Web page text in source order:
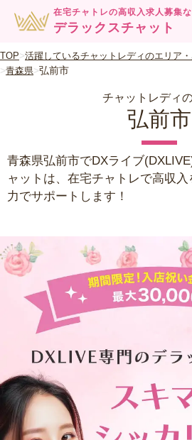
在宅チャトレの高収入求人募集
デラックスチャット
TOP 活躍しているチャットレディのエリア
青森県 弘前市
チャットレディ
弘前市
青森県弘前市でDXライブ
ャットは、在宅チャトレで高収
力でサポートします！